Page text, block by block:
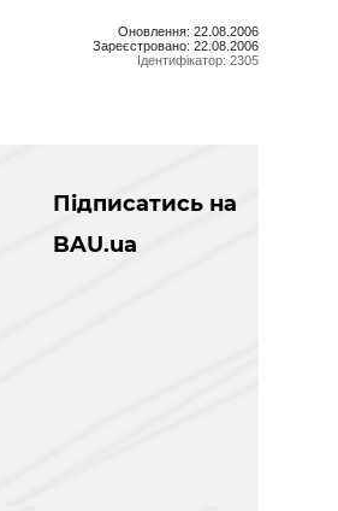
Оновлення: 22.08.2006
Зареєстровано: 22.08.2006
Ідентифікатор: 2305
Підписатись на
BAU.ua